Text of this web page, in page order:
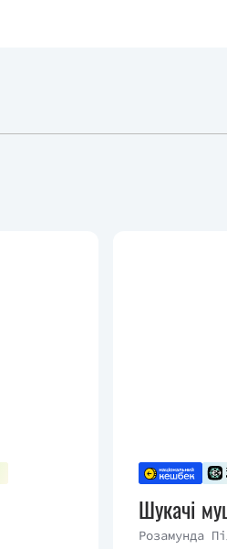
Ордена Британської
Шукачі
Розамунда